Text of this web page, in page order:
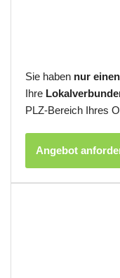
Sie haben nur
Ihre
PLZ-Bereich Ihres
Angebot